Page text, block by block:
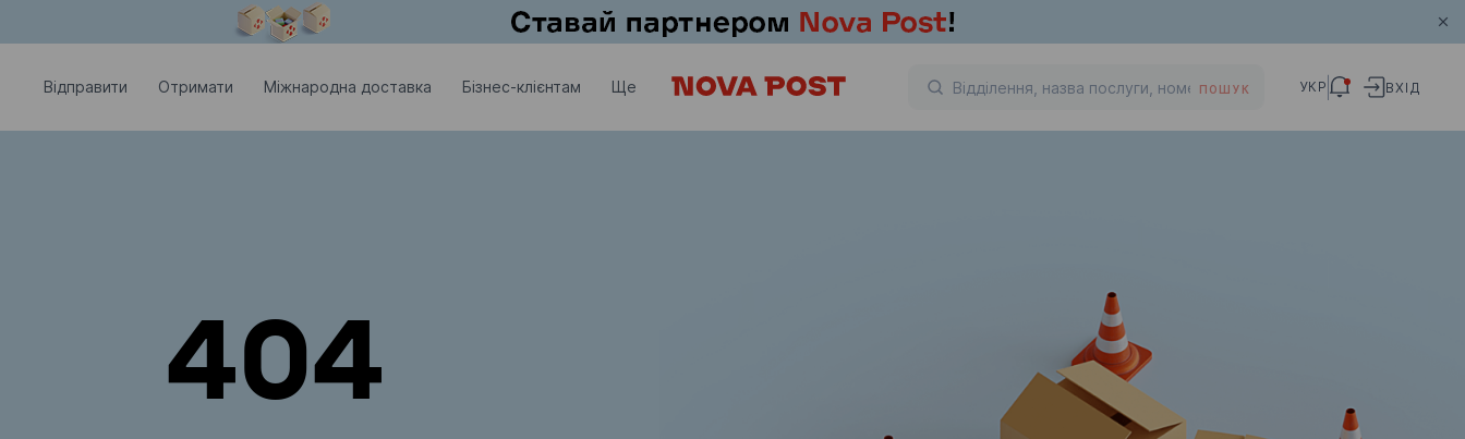
Відправити Отримати Міжнародна доставка Бізнес-клієнтам Ще ПОШУК УКР ВХІД
404